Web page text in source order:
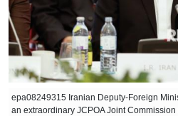
epa08249315 Iranian Deputy-Foreign
an extraordinary JCPOA Joint